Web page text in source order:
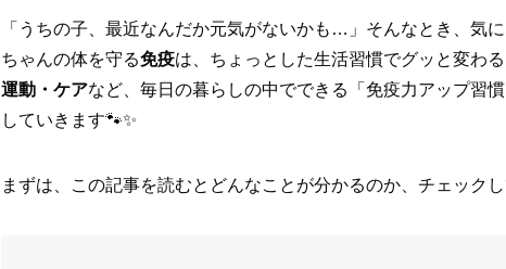
「うちの子、最近なんだか元気がないかも…」そんなとき、気
ちゃんの体を守る免疫は、ちょっとした生活習慣でグッと変わ
運動・ケアなど、毎日の暮らしの中でできる「免疫力アップ習
していきます🐾✨
まずは、この記事を読むとどんなことが分かるのか、チェック